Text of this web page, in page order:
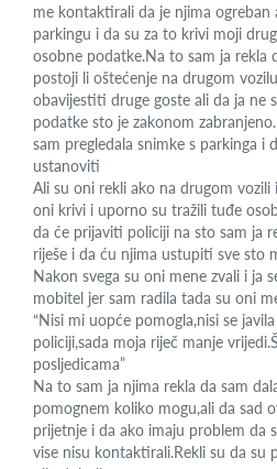
me kontaktirali da je njima
parkingu i da su za to krivi moji
osobne podatke.Na to sam ja rekla
postoji li oštećenje na drugom
obavijestiti druge goste ali da ja ne
podatke sto je zakonom
sam pregledala snimke s parkinga i
ustanoviti
Ali su oni rekli ako na drugom vozili
oni krivi i uporno su tražili tuđe
da će prijaviti policiji na sto sam ja
riješe i da ću njima ustupiti sve sto
Nakon svega su oni mene zvali i ja
mobitel jer sam radila tada su oni
“Nisi mi uopće pomogla,nisi se
policiji,sada moja riječ manje
posljedicama”
Na to sam ja njima rekla da sam
pomognem koliko mogu,ali da sad
prijetnje i da ako imaju problem da
vise nisu kontaktirali.Rekli su da su